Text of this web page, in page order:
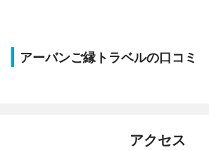
アーバンご縁トラベルの口コミ
アクセス